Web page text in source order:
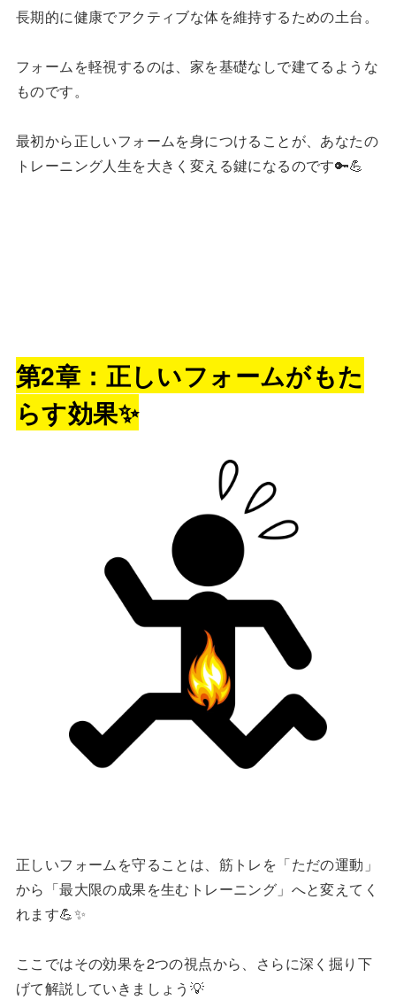
長期的に健康でアクティブな体を維持するための土台。
フォームを軽視するのは、家を基礎なしで建てるような
ものです。
最初から正しいフォームを身につけることが、あなたの
トレーニング人生を大きく変える鍵になるのです🔑💪
第2章：正しいフォームがもた
らす効果✨
正しいフォームを守ることは、筋トレを「ただの運動」
から「最大限の成果を生むトレーニング」へと変えてく
れます💪✨
ここではその効果を2つの視点から、さらに深く掘り下
げて解説していきましょう💡